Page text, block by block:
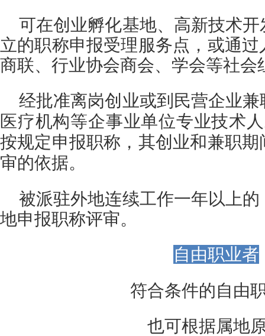
可在创业孵化基地、高新技术
立的职称申报受理服务点，或通
商联、行业协会商会、学会等社会
经批准离岗创业或到民营企业
医疗机构等企事业单位专业技术
按规定申报职称，其创业和兼职
审的依据。
被派驻外地连续工作一年以上
地申报职称评审。
自由职业者
符合条件的自由
也可根据属地